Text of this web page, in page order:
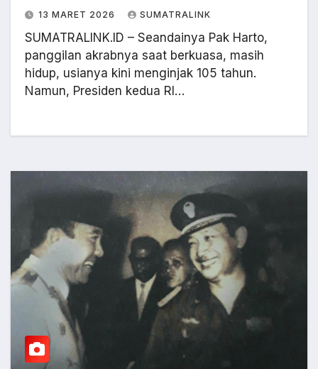
13 MARET 2026 SUMATRALINK
SUMATRALINK.ID – Seandainya Pak Harto,
panggilan akrabnya saat berkuasa, masih
hidup, usianya kini menginjak 105 tahun.
Namun, Presiden kedua RI…